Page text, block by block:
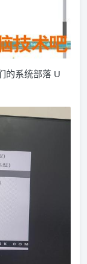
的系统部落 U